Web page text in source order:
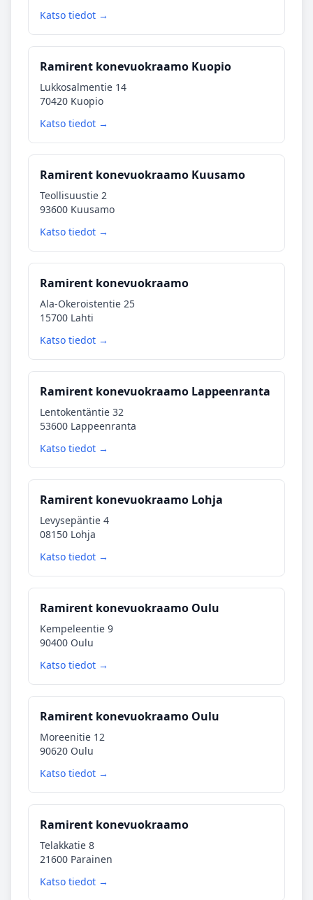
Katso tiedot →
Ramirent konevuokraamo Kuopio
Lukkosalmentie 14
70420 Kuopio
Katso tiedot →
Ramirent konevuokraamo Kuusamo
Teollisuustie 2
93600 Kuusamo
Katso tiedot →
Ramirent konevuokraamo
Ala-Okeroistentie 25
15700 Lahti
Katso tiedot →
Ramirent konevuokraamo Lappeenranta
Lentokentäntie 32
53600 Lappeenranta
Katso tiedot →
Ramirent konevuokraamo Lohja
Levysepäntie 4
08150 Lohja
Katso tiedot →
Ramirent konevuokraamo Oulu
Kempeleentie 9
90400 Oulu
Katso tiedot →
Ramirent konevuokraamo Oulu
Moreenitie 12
90620 Oulu
Katso tiedot →
Ramirent konevuokraamo
Telakkatie 8
21600 Parainen
Katso tiedot →